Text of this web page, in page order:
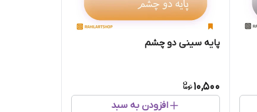
پایه سینی دو چشم
10,500
افزودن به سبد